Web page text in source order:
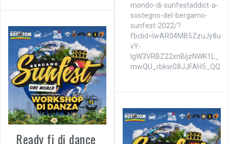
mondo-di-sunfestaddict-a-
sostegno-del-bergamo-
sunfest-2022/?
fbclid=IwAR04MB5ZzuJy8u
vY-
IgW3VRBZ22xnBijzNWK1L_
mwQU_rbkwG8JJFAH5_QQ
Ready fi di dance